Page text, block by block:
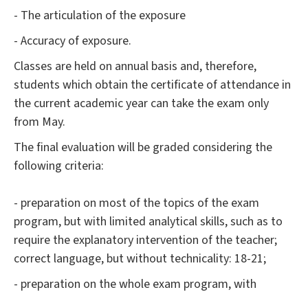
- The articulation of the exposure
- Accuracy of exposure.
Classes are held on annual basis and, therefore,
students which obtain the certificate of attendance in
the current academic year can take the exam only
from May.
The final evaluation will be graded considering the
following criteria:
- preparation on most of the topics of the exam
program, but with limited analytical skills, such as to
require the explanatory intervention of the teacher;
correct language, but without technicality: 18-21;
- preparation on the whole exam program, with